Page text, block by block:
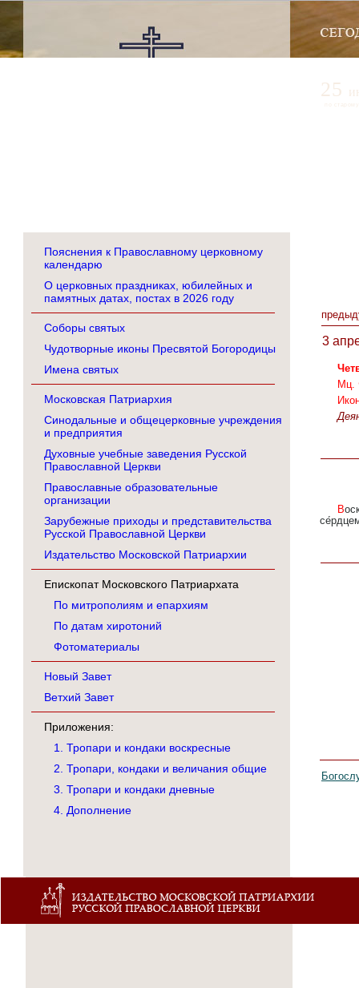
Пояснения к Православному церковному
календарю
О церковных праздниках, юбилейных и
памятных датах, постах в 2026 году
Соборы святых
Чудотворные иконы Пресвятой Богородицы
Имена святых
Московская Патриархия
Синодальные и общецерковные учреждения
и предприятия
Духовные учебные заведения Русской
Православной Церкви
Православные образовательные
организации
Зарубежные приходы и представительства
Русской Православной Церкви
Издательство Московской Патриархии
Епископат Московского Патриархата
По митрополиям и епархиям
По датам хиротоний
Фотоматериалы
Новый Завет
Ветхий Завет
Приложения:
1. Тропари и кондаки воскресные
2. Тропари, кондаки и величания общие
3. Тропари и кондаки дневные
4. Дополнение
3
Мц.
Воскресе́ние Твое́, Христе́ Спа́се,/ А́нгели пою́т на Небесе́х,/ и нас на земли́ сподо́би/ чи́стым
25
по